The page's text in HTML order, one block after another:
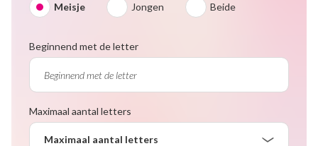
Meisje Jongen Beide
Beginnend met de letter
Maximaal aantal letters
Maximaal aantal letters